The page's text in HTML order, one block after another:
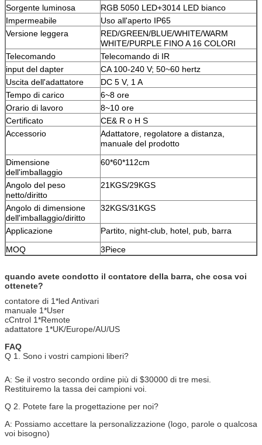
Sorgente luminosa
RGB 5050 LED+3014 LED bianco
Impermeabile
Uso all'aperto IP65
Versione leggera
RED/GREEN/BLUE/WHITE/WARM
WHITE/PURPLE FINO A 16 COLORI
Telecomando
Telecomando di IR
input del dapter
CA 100-240 V; 50~60 hertz
Uscita dell'adattatore
DC 5 V, 1 A
Tempo di carico
6~8 ore
Orario di lavoro
8~10 ore
Certificato
CE& R o H S
Accessorio
Adattatore, regolatore a distanza,
manuale del prodotto
Dimensione
dell'imballaggio
60*60*112cm
Angolo del peso
netto/diritto
21KGS/29KGS
Angolo di dimensione
dell'imballaggio/diritto
32KGS/31KGS
Applicazione
Partito, night-club, hotel, pub, barra
MOQ
3Piece
quando avete condotto il contatore della barra, che cosa voi
ottenete?
contatore di 1*led Antivari
manuale 1*User
cCntrol 1*Remote
adattatore 1*UK/Europe/AU/US
FAQ
Q 1. Sono i vostri campioni liberi?
A: Se il vostro secondo ordine più di $30000 di tre mesi.
Restituiremo la tassa dei campioni voi.
Q 2. Potete fare la progettazione per noi?
A: Possiamo accettare la personalizzazione (logo, parole o qualcosa
voi bisogno)